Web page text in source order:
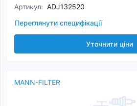
Артикул: ADJ132520
Переглянути специфікації
Уточнити ціни
MANN-FILTER